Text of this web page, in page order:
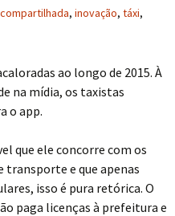
, inovação, táxi,
ao longo de 2015. À
na mídia, os taxistas
o app.
que ele concorre com os
transporte e que apenas
isso é pura retórica. O
paga licenças à prefeitura e